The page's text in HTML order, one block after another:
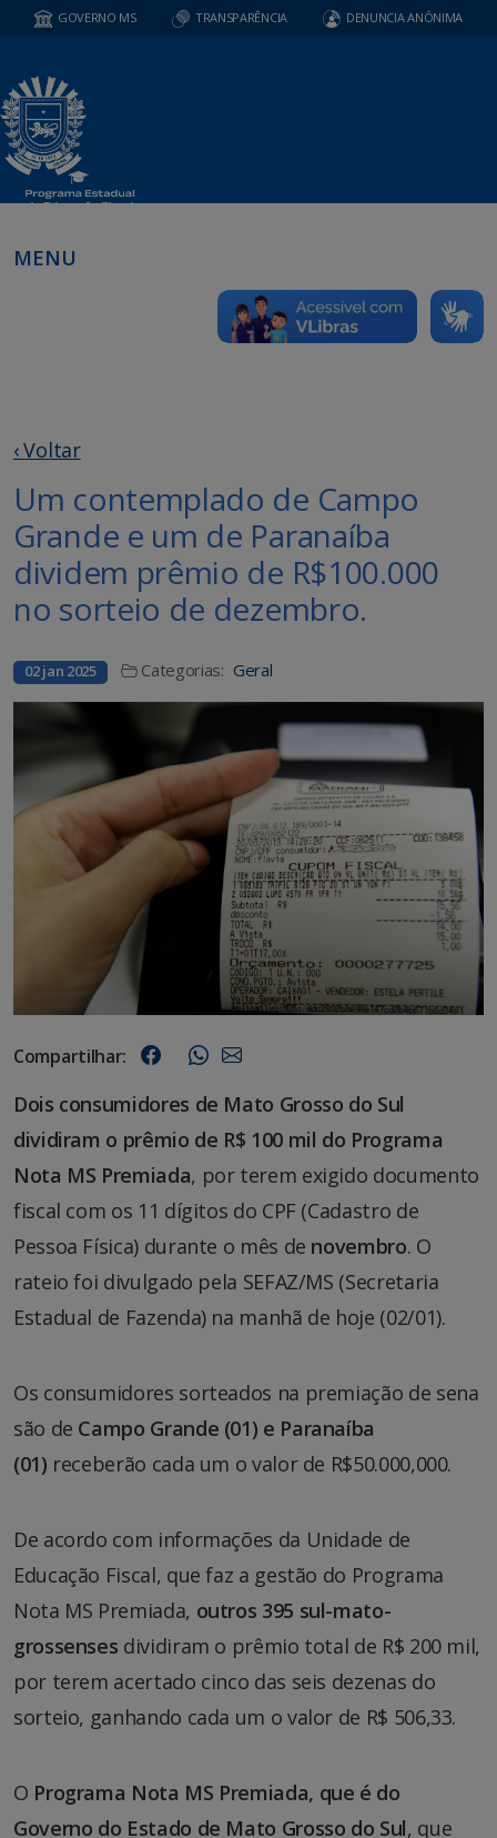
GOVERNO MS TRANSPARÊNCIA DENUNCIA ANÔNIMA
MENU
‹ Voltar
Um contemplado de Campo
Grande e um de Paranaíba
dividem prêmio de R$100.000
no sorteio de dezembro.
02 jan 2025 Categorias: Geral
Compartilhar:
Dois consumidores de Mato Grosso do Sul
dividiram o prêmio de R$ 100 mil do Programa
Nota MS Premiada, por terem exigido documento
fiscal com os 11 dígitos do CPF (Cadastro de
Pessoa Física) durante o mês de novembro. O
rateio foi divulgado pela SEFAZ/MS (Secretaria
Estadual de Fazenda) na manhã de hoje (02/01).
Os consumidores sorteados na premiação de sena
são de Campo Grande (01) e Paranaíba
(01) receberão cada um o valor de R$50.000,000.
De acordo com informações da Unidade de
Educação Fiscal, que faz a gestão do Programa
Nota MS Premiada, outros 395 sul-mato-
grossenses dividiram o prêmio total de R$ 200 mil,
por terem acertado cinco das seis dezenas do
sorteio, ganhando cada um o valor de R$ 506,33.
O Programa Nota MS Premiada, que é do
Governo do Estado de Mato Grosso do Sul, que